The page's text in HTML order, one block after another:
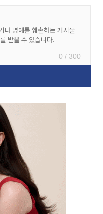
0 / 300